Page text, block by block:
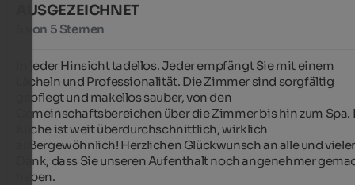
AUSGEZEICHNET
5 von 5 Sternen
In jeder Hinsicht tadellos. Jeder empfängt Sie mit einem
Lächeln und Professionalität. Die Zimmer sind sorgfältig
gepflegt und makellos sauber, von den
Gemeinschaftsbereichen über die Zimmer bis hin zum Spa.
Küche ist weit überdurchschnittlich, wirklich
außergewöhnlich! Herzlichen Glückwunsch an alle und
Dank, dass Sie unseren Aufenthalt noch angenehmer
haben.